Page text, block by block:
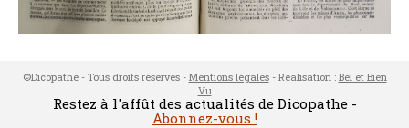
©Dicopathe - Tous droits réservés - Mentions légales- Réalisation : Bel et Bien
Vu
Restez à l'affût des actualités de Dicopathe -
Abonnez-vous !